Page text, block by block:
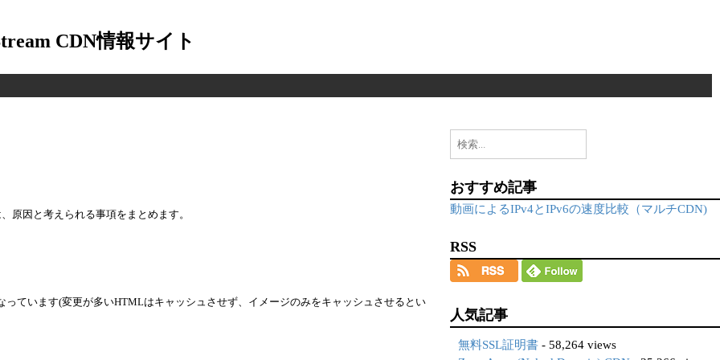
CDN情報サイト
原因と考えられる事項をまとめます。
ています(変更が多いHTMLはキャッシュさせず、イメージのみをキャッシュさせるとい
検
おすすめ記事
動画によるIPv4とIPv6の速度比較（マルチCDN)
RSS
人気記事
無料SSL証明書 - 58,264 views